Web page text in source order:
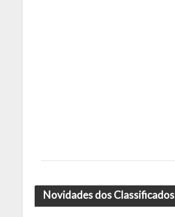
Novidades dos Classificados